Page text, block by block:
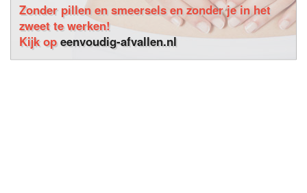
Zonder pillen en smeersels en zonder je in het
zweet te werken!
Kijk opeenvoudig-afvallen.nl